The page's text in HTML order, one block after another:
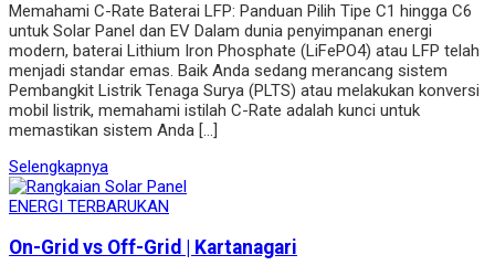
Memahami C-Rate Baterai LFP: Panduan Pilih Tipe C1 hingga C6
untuk Solar Panel dan EV Dalam dunia penyimpanan energi
modern, baterai Lithium Iron Phosphate (LiFePO4) atau LFP telah
menjadi standar emas. Baik Anda sedang merancang sistem
Pembangkit Listrik Tenaga Surya (PLTS) atau melakukan konversi
mobil listrik, memahami istilah C-Rate adalah kunci untuk
memastikan sistem Anda […]
Selengkapnya
ENERGI TERBARUKAN
On-Grid vs Off-Grid | Kartanagari